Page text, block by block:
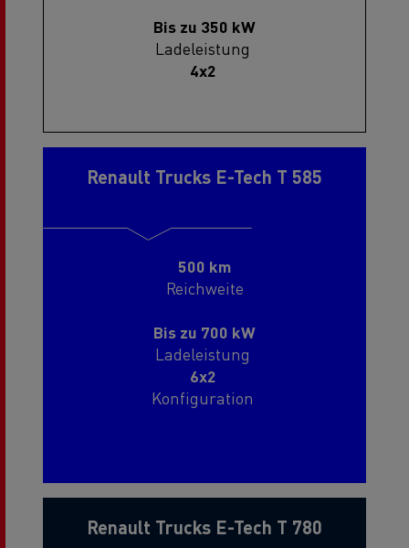
Bis zu 350 kW
Ladeleistung
4x2
25 t
Renault Trucks E-Tech T 585
500 km
Reichweite
Bis zu 700 kW
Ladeleistung
6x2
Konfiguration
Renault Trucks E-Tech T 780